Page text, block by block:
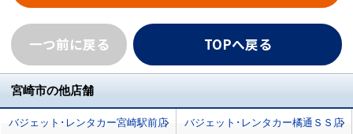
一つ前に戻る TOPへ戻る
宮崎市の他店舗
バジェット･レンタカー宮崎駅前店 バジェット･レンタカー橘通ＳＳ店